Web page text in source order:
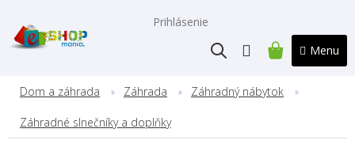
obsah
Prihlásenie
NÁKUPNÝ
Dom a záhrada Záhrada Záhradný nábytok
Záhradné slnečníky a doplňky